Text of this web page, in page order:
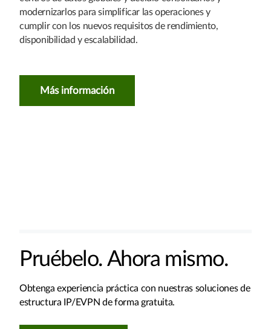
modernizarlos para simplificar las operaciones y
cumplir con los nuevos requisitos de rendimiento,
disponibilidad y escalabilidad.
Más información
Pruébelo. Ahora mismo.
Obtenga experiencia práctica con nuestras soluciones de
estructura IP/EVPN de forma gratuita.